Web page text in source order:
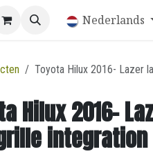
Nederlands
Toyota Hilux 2016- Lazer
Hilux 2016-